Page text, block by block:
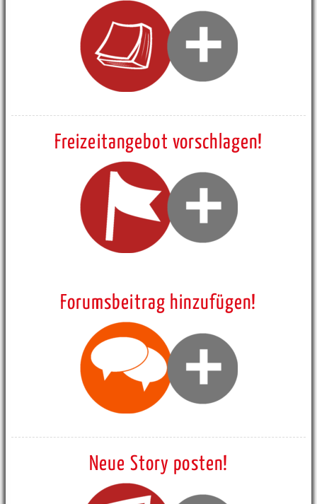
Freizeitangebot vorschlagen!
Forumsbeitrag hinzufügen!
Neue Story posten!